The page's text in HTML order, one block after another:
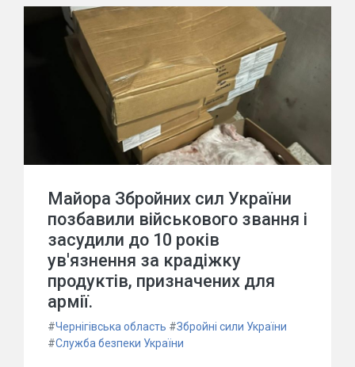
Майора Збройних сил України
позбавили військового звання і
засудили до 10 років
ув'язнення за крадіжку
продуктів, призначених для
армії.
#Чернігівська область #Збройні сили України
#Служба безпеки України